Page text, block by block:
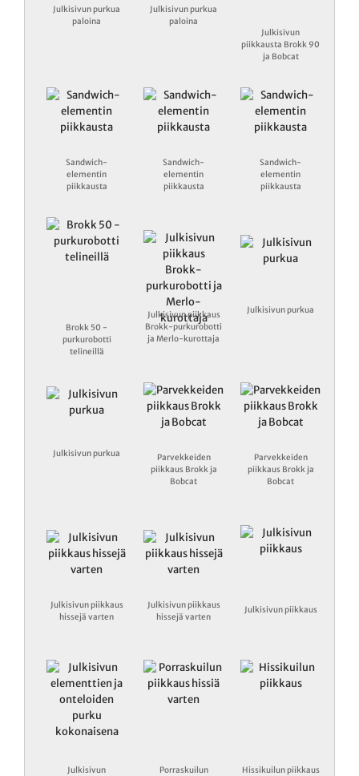
Julkisivun purkua
paloina
Julkisivun purkua
paloina
Julkisivun
piikkausta Brokk 90
ja Bobcat
Sandwich-
elementin
piikkausta
Sandwich-
elementin
piikkausta
Sandwich-
elementin
piikkausta
Brokk 50 -
purkurobotti
telineillä
Julkisivun piikkaus
Brokk-purkurobotti
ja Merlo-kurottaja
Julkisivun purkua
Julkisivun purkua
Parvekkeiden
piikkaus Brokk ja
Bobcat
Parvekkeiden
piikkaus Brokk ja
Bobcat
Julkisivun piikkaus
hissejä varten
Julkisivun piikkaus
hissejä varten
Julkisivun piikkaus
Julkisivun Porraskuilun Hissikuilun piikkaus